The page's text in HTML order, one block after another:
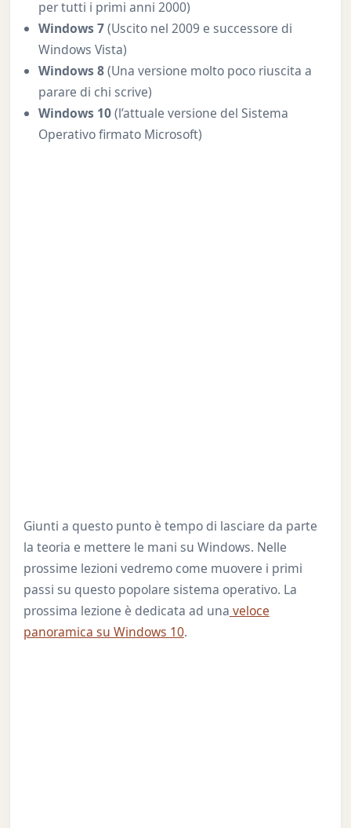
per tutti i primi anni 2000)
Windows 7(Uscito nel 2009 e successore di
Windows Vista)
Windows 8(Una versione molto poco riuscita a
parare di chi scrive)
Windows 10(l’attuale versione del Sistema
Operativo firmato Microsoft)
Giunti a questo punto è tempo di lasciare da parte
la teoria e mettere le mani su Windows. Nelle
prossime lezioni vedremo come muovere i primi
passi su questo popolare sistema operativo. La
prossima lezione è dedicata ad una veloce
panoramica su Windows 10.